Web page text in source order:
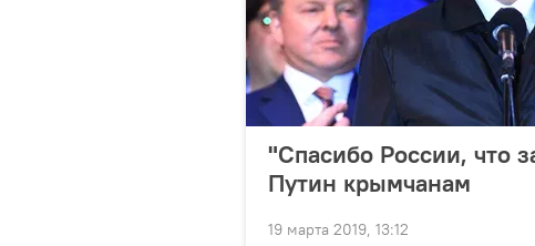
"Спасибо России, что
Путин крымчанам
19 марта 2019, 13:12